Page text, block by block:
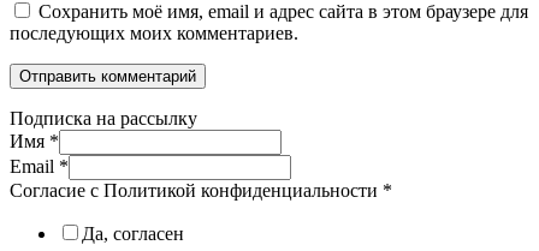
Сохранить моё имя, email и адрес сайта в этом браузере для
последующих моих комментариев.
Подписка на рассылку
Имя *
Email *
Согласие с Политикой конфиденциальности *
Да, согласен